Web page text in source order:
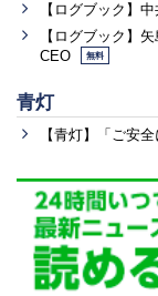
【ログブック】
【ログブック】
CEO
無料
青灯
【青灯】「ご安